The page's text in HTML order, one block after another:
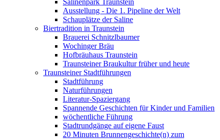
Salinenpark Traunstein
Ausstellung - Die 1. Pipeline der Welt
Schauplätze der Saline
Biertradition in Traunstein
Brauerei Schnitzlbaumer
Wochinger Bräu
Hofbräuhaus Traunstein
Traunsteiner Braukultur früher und heute
Traunsteiner Stadtführungen
Stadtführung
Naturführungen
Literatur-Spaziergang
Spannende Geschichten für Kinder und Familien
wöchentliche Führung
Stadtrundgänge auf eigene Faust
20 Minuten Brunnengeschichte(n) zum